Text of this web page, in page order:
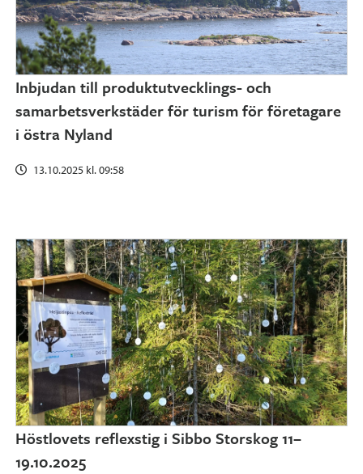
Inbjudan till produktutvecklings- och
samarbetsverkstäder för turism för företagare
i östra Nyland
13.10.2025 kl. 09:58
Höstlovets reflexstig i Sibbo Storskog 11–
19.10.2025